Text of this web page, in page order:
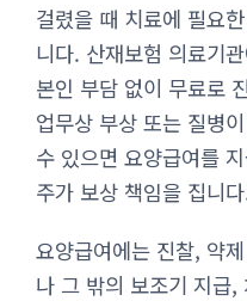
걸렸을 때 치료에 필요
니다. 산재보험 의료기
본인 부담 없이 무료로
업무상 부상 또는 질병
수 있으면 요양급여를
주가 보상 책임을 집니
요양급여에는 진찰, 약
나 그 밖의 보조기 지급,